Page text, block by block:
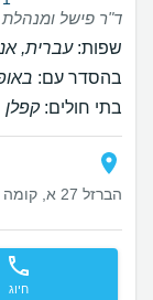
שפות:עברית,
בהסדר עם:
בתי חולים: קפלן
הברזל 27 א, קומה 5, תל אביב
חיוג